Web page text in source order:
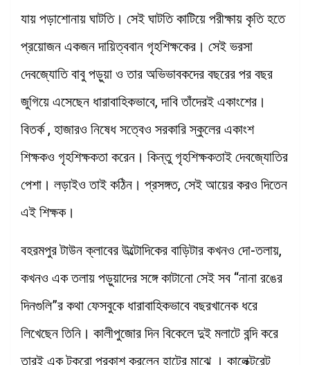
যায় পড়াশোনায় ঘাটতি। সেই ঘাটতি কাটিয়ে পরীক্ষায় কৃতি হতে
প্রয়োজন একজন দায়িত্ববান গৃহশিক্ষকের। সেই ভরসা
দেবজ্যোতি বাবু পড়ুয়া ও তার অভিভাবকদের বছরের পর বছর
জুগিয়ে এসেছেন ধারাবাহিকভাবে, দাবি তাঁদেরই একাংশের।
বিতর্ক , হাজারও নিষেধ সত্বেও সরকারি স্কুলের একাংশ
শিক্ষকও গৃহশিক্ষকতা করেন। কিন্তু গৃহশিক্ষকতাই দেবজ্যোতির
পেশা। লড়াইও তাই কঠিন। প্রসঙ্গত, সেই আয়ের করও দিতেন
এই শিক্ষক।
বহরমপুর টাউন ক্লাবের উল্টোদিকের বাড়িটার কখনও দো-তলায়,
কখনও এক তলায় পড়ুয়াদের সঙ্গে কাটানো সেই সব “নানা রঙের
দিনগুলি”র কথা ফেসবুকে ধারাবাহিকভাবে বছরখানেক ধরে
লিখেছেন তিনি। কালীপুজোর দিন বিকেলে দুই মলাটে বন্দি করে
তারই এক টুকরো প্রকাশ করলেন হাটের মাঝে । কালেক্টরেট